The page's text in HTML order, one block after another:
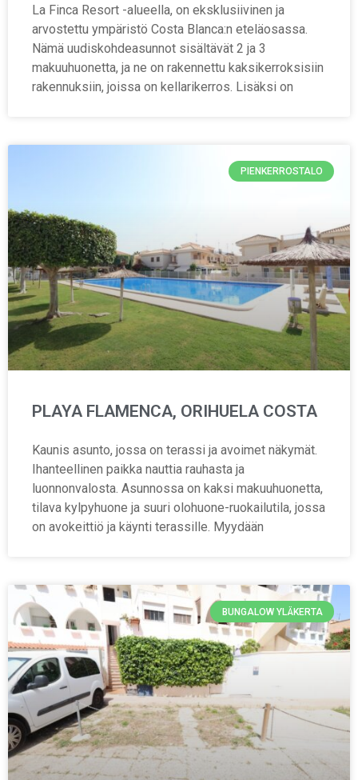
La Finca Resort -alueella, on eksklusiivinen ja
arvostettu ympäristö Costa Blanca:n eteläosassa.
Nämä uudiskohdeasunnot sisältävät 2 ja 3
makuuhuonetta, ja ne on rakennettu kaksikerroksisiin
rakennuksiin, joissa on kellarikerros. Lisäksi on
PIENKERROSTALO
PLAYA FLAMENCA, ORIHUELA COSTA
Kaunis asunto, jossa on terassi ja avoimet näkymät.
Ihanteellinen paikka nauttia rauhasta ja
luonnonvalosta. Asunnossa on kaksi makuuhuonetta,
tilava kylpyhuone ja suuri olohuone-ruokailutila, jossa
on avokeittiö ja käynti terassille. Myydään
BUNGALOW YLÄKERTA